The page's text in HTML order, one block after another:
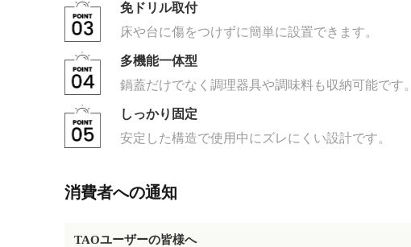
免ドリル取付
床や台に傷をつけずに簡単に設置できます。
多機能一体型
鍋蓋だけでなく調理器具や調味料も収納可能です。
しっかり固定
安定した構造で使用中にズレにくい設計です。
消費者への通知
TAOユーザーの皆様へ